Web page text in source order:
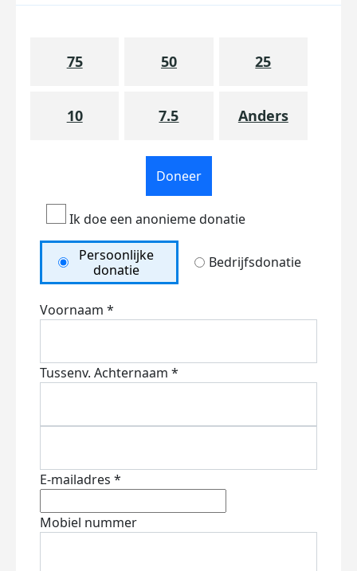
75 50 25
10 7.5 Anders
Doneer
Ik doe een anonieme donatie
Persoonlijke
donatie
Bedrijfsdonatie
Voornaam *
Tussenv. Achternaam *
E-mailadres *
Mobiel nummer